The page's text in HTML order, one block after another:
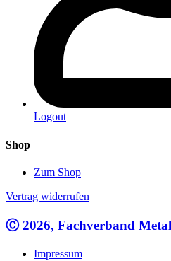
Logout
Shop
Zum Shop
Vertrag widerrufen
Ⓒ 2026, Fachverband
Impressum